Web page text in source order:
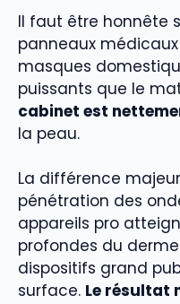
Il faut être honnête
panneaux
masques
puissants que le
cabinet est
la peau.
La différence
pénétration des
appareils pro
profondes du
dispositifs grand
surface. Le résultat